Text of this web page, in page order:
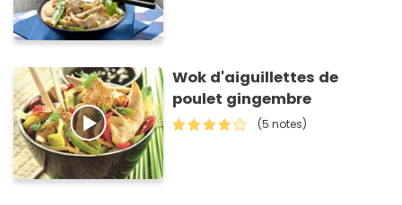
Wok d'aiguillettes de
poulet gingembre
(5 notes)